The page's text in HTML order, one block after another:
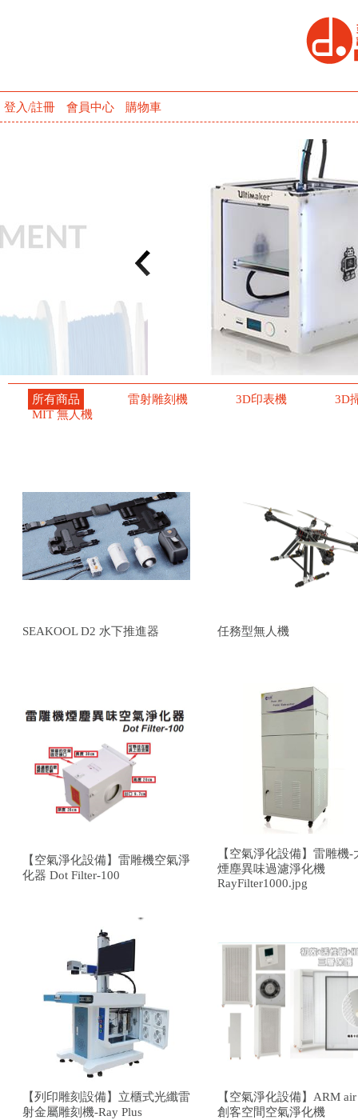
登入/註冊 會員中心 購物車
所有商品 雷射雕刻機 3D印表機
3D
MIT 無人機
SEAKOOL D2 水下推進器 任務型無人機
【空氣淨化設備】雷雕機空氣淨
化器 Dot Filter-100
【空氣淨化設備】雷雕機-
煙塵異味過濾淨化機
RayFilter1000.jpg
【列印雕刻設備】立櫃式光纖雷
射金屬雕刻機-Ray Plus
【空氣淨化設備】ARM
創客空間空氣淨化機